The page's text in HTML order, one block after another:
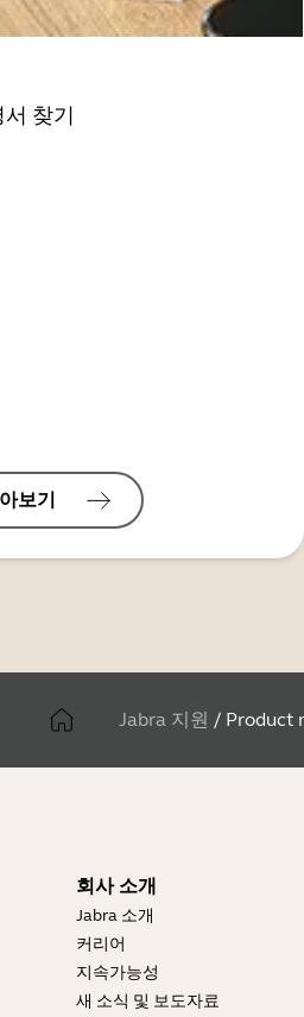
찾기
보기
Jabra 지원 / Product
회사 소개
Jabra 소개
커리어
지속가능성
새 소식 및 보도자료